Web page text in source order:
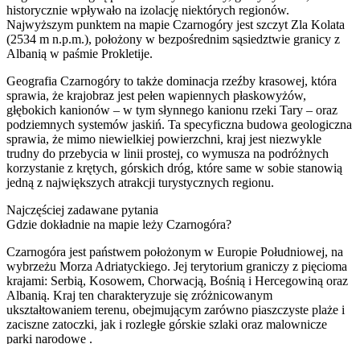
historycznie wpływało na izolację niektórych regionów.
Najwyższym punktem na mapie Czarnogóry jest szczyt Zla Kolata
(2534 m n.p.m.), położony w bezpośrednim sąsiedztwie granicy z
Albanią w paśmie Prokletije.
Geografia Czarnogóry to także dominacja rzeźby krasowej, która
sprawia, że krajobraz jest pełen wapiennych płaskowyżów,
głębokich kanionów – w tym słynnego kanionu rzeki Tary – oraz
podziemnych systemów jaskiń. Ta specyficzna budowa geologiczna
sprawia, że mimo niewielkiej powierzchni, kraj jest niezwykle
trudny do przebycia w linii prostej, co wymusza na podróżnych
korzystanie z krętych, górskich dróg, które same w sobie stanowią
jedną z największych atrakcji turystycznych regionu.
Najczęściej zadawane pytania
Gdzie dokładnie na mapie leży Czarnogóra?
Czarnogóra jest państwem położonym w Europie Południowej, na
wybrzeżu Morza Adriatyckiego. Jej terytorium graniczy z pięcioma
krajami: Serbią, Kosowem, Chorwacją, Bośnią i Hercegowiną oraz
Albanią. Kraj ten charakteryzuje się zróżnicowanym
ukształtowaniem terenu, obejmującym zarówno piaszczyste plaże i
zaciszne zatoczki, jak i rozległe górskie szlaki oraz malownicze
parki narodowe .